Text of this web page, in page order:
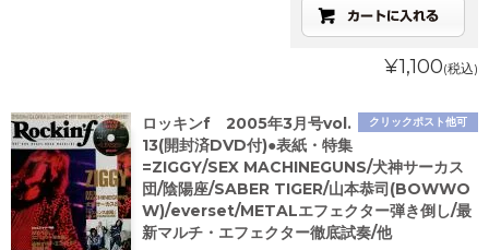
¥1,100(税込)
クリックポスト他可
ロッキンf 2005年3月号vol.
13(開封済DVD付)●表紙・特集
=ZIGGY/SEX MACHINEGUNS/犬神サーカス
団/陰陽座/SABER TIGER/山本恭司(BOWWO
W)/everset/METALエフェクター弾き倒し/最
新マルチ・エフェクター徹底試奏/他